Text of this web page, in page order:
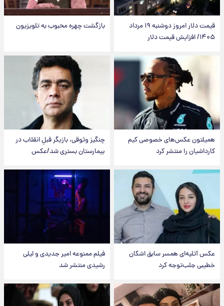
قیمت دلار امروز دوشنبه ۱۹ مرداد
۱۴۰۵/ افزایش قیمت دلار
بازگشت چهره محبوب به تلویزیون
همیلتون عکس‌های خصوصی کیم‌
کارداشیان را منتشر کرد
چنگیز وثوقی، بازیگر قبلِ انقلاب در
بیمارستان بستری شد/عکس
عکس‌ آتلیه‌ای همسر سابق اشکان
خطیبی جلب‌توجه کرد
فیلم ممنوعه امیر جدیدی و لیلی
رشیدی منتشر شد